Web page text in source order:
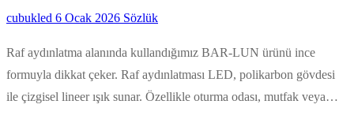
cubukled 6 Ocak 2026 Sözlük
Raf aydınlatma alanında kullandığımız BAR-LUN ürünü ince
formuyla dikkat çeker. Raf aydınlatması LED, polikarbon gövdesi
ile çizgisel lineer ışık sunar. Özellikle oturma odası, mutfak veya…